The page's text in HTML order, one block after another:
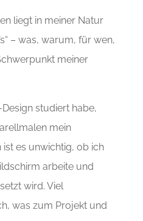
liegt in meiner Natur
– was, warum, für wen,
meiner
studiert habe,
mein
es unwichtig, ob ich
arbeite und
wird. Viel
was zum Projekt und